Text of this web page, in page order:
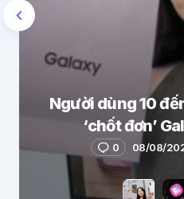
Người dùng 10
‘chốt đơn’
0 08/08/